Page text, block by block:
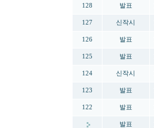
128 발표
127 신작시
126 발표
125 발표
124 신작시
123 발표
122 발표
발표